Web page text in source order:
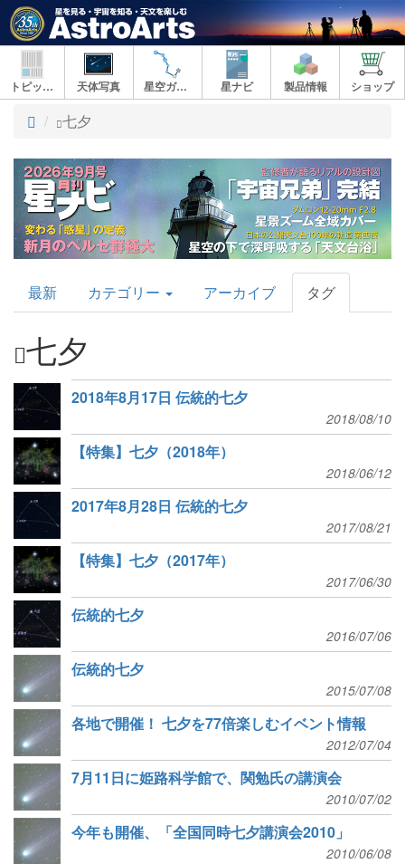
トピックス 天体写真 星空ガイド 星ナビ 製品情報 ショップ
ト
プ
七夕
AstroArts
Topics
最新 カテゴリー アーカイブ タグ
七夕
2018年8月17日 伝統的七夕
2018/08/10
【特集】七夕（2018年）
2018/06/12
2017年8月28日 伝統的七夕
2017/08/21
【特集】七夕（2017年）
2017/06/30
伝統的七夕
2016/07/06
伝統的七夕
2015/07/08
各地で開催！ 七夕を77倍楽しむイベント情報
2012/07/04
7月11日に姫路科学館で、関勉氏の講演会
2010/07/02
今年も開催、「全国同時七夕講演会2010」
2010/06/08